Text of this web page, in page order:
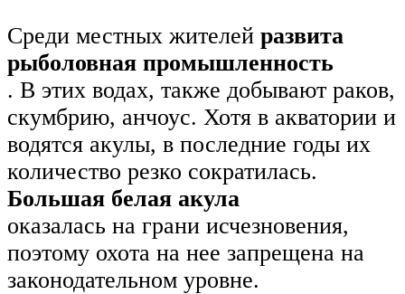
Среди местных жителей развита
рыболовная промышленность
. В этих водах, также добывают раков,
скумбрию, анчоус. Хотя в акватории и
водятся акулы, в последние годы их
количество резко сократилась.
Большая белая акула
оказалась на грани исчезновения,
поэтому охота на нее запрещена на
законодательном уровне.